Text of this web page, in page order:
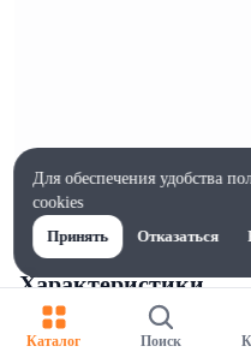
Характеристики
Ширина, мм
75
Каталог Поиск
Для обеспечения удобства
cookies
Принять
Отказаться